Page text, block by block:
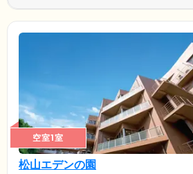
空室1室
松山エデンの園